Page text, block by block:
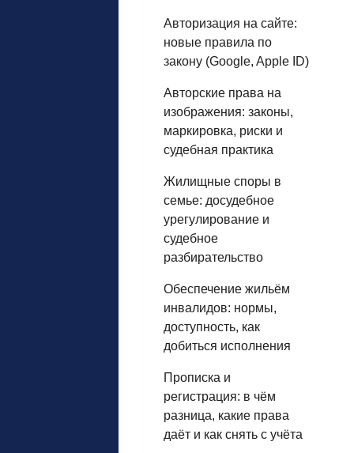
Авторизация на сайте:
новые правила по
закону (Google, Apple ID)
Авторские права на
изображения: законы,
маркировка, риски и
судебная практика
Жилищные споры в
семье: досудебное
урегулирование и
судебное
разбирательство
Обеспечение жильём
инвалидов: нормы,
доступность, как
добиться исполнения
Прописка и
регистрация: в чём
разница, какие права
даёт и как снять с учёта